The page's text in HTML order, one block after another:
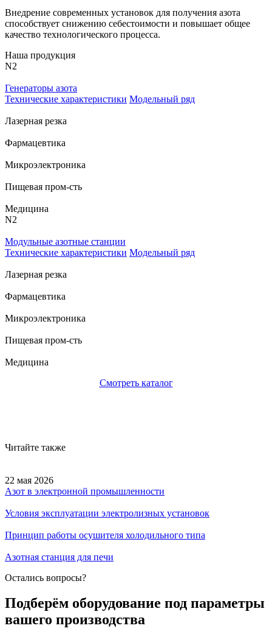
Внедрение современных установок для получения азота
способствует снижению себестоимости и повышает общее
качество технологического процесса.
Наша продукция
N2
Генераторы азота
Технические характеристики Модельный ряд
Лазерная резка
Фармацевтика
Микроэлектроника
Пищевая пром-сть
Медицина
N2
Модульные азотные станции
Технические характеристики Модельный ряд
Лазерная резка
Фармацевтика
Микроэлектроника
Пищевая пром-сть
Медицина
Смотреть каталог
Читайте также
22 мая 2026
Азот в электронной промышленности
Условия эксплуатации электролизных установок
Принцип работы осушителя холодильного типа
Азотная станция для печи
Остались вопросы?
Подберём оборудование под параметры
вашего производства